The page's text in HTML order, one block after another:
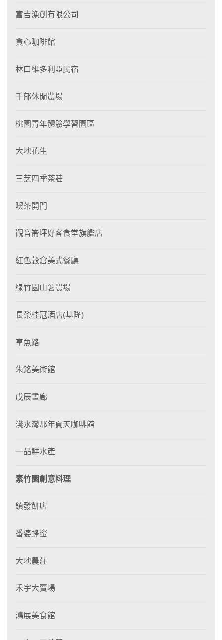
富吉漁創有限公司
貪心咖啡館
林口維多利亞民宿
千郁休閒農場
桃園青年體驗學習園區
大地花生
三芝四季茶莊
喫茶開門
觀音崙坪好客食堂旗艦店
紅色穀倉美式餐廳
綠竹園山薯農場
長榮桂冠酒店(基隆)
享魚路
朱銘美術館
戊辰畫廊
淺水灣那年夏天咖啡館
一品鮮水產
素竹園創意料理
鎮發餅店
番婆蜂蜜
大地農莊
禾宇大賣場
鴻展美食館